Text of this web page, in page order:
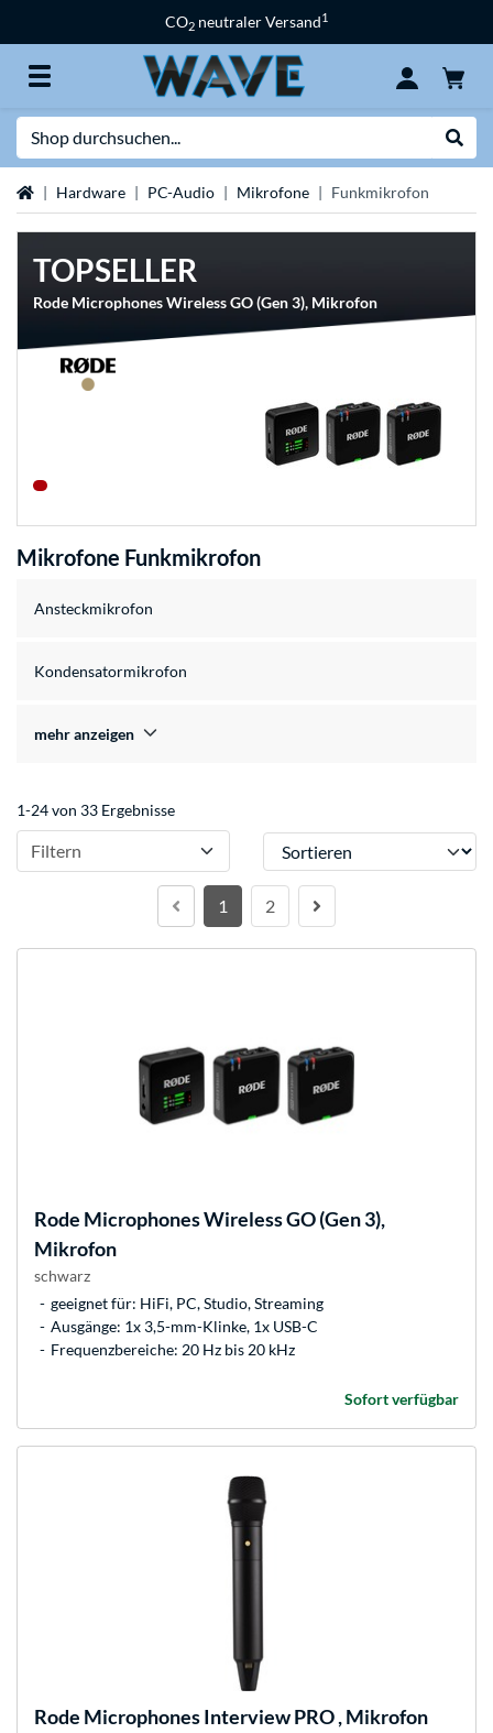
CO2 neutraler Versand1
StartseiteHardware PC-Audio Mikrofone Funkmikrofon
TOPSELLER
Rode Microphones Wireless GO (Gen 3), Mikrofon
Mikrofone Funkmikrofon
Ansteckmikrofon
Kondensatormikrofon
mehr anzeigen
1-24 von 33 Ergebnisse
Filtern Sortieren
1 2
Rode MicrophonesWireless GO (Gen 3),
Mikrofon
schwarz
geeignet für: HiFi, PC, Studio, Streaming
Ausgänge: 1x 3,5-mm-Klinke, 1x USB-C
Frequenzbereiche: 20 Hz bis 20 kHz
Sofort verfügbar
Rode MicrophonesInterview PRO , Mikrofon